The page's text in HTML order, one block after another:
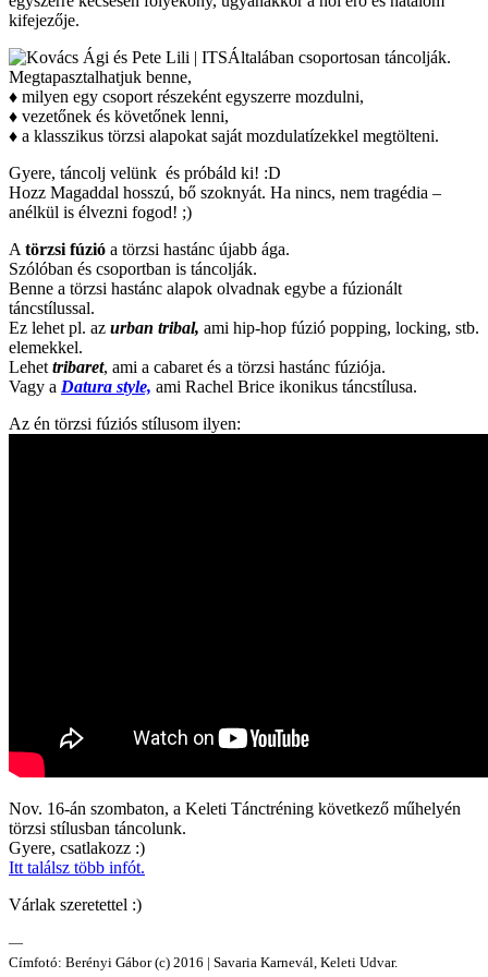
kifejezője.
Általában csoportosan táncolják.
Megtapasztalhatjuk benne,
♦ milyen egy csoport részeként egyszerre mozdulni,
♦ vezetőnek és követőnek lenni,
♦ a klasszikus törzsi alapokat saját mozdulatízekkel megtölteni.
Gyere, táncolj velünk és próbáld ki! :D
Hozz Magaddal hosszú, bő szoknyát. Ha nincs, nem tragédia –
anélkül is élvezni fogod! ;)
Atörzsi fúzió a törzsi hastánc újabb ága.
Szólóban és csoportban is táncolják.
Benne a törzsi hastánc alapok olvadnak egybe a fúzionált
táncstílussal.
Ez lehet pl. az urban tribal, ami hip-hop fúzió popping, locking, stb.
elemekkel.
Lehettribaret, ami a cabaret és a törzsi hastánc fúziója.
Vagy a Datura style, ami Rachel Brice ikonikus táncstílusa.
Az én törzsi fúziós stílusom ilyen:
Nov. 16-án szombaton, a Keleti Tánctréning következő műhelyén
törzsi stílusban táncolunk.
Gyere, csatlakozz :)
Itt találsz több infót.
Várlak szeretettel :)
—
Címfotó: Berényi Gábor (c) 2016 | Savaria Karnevál, Keleti Udvar.